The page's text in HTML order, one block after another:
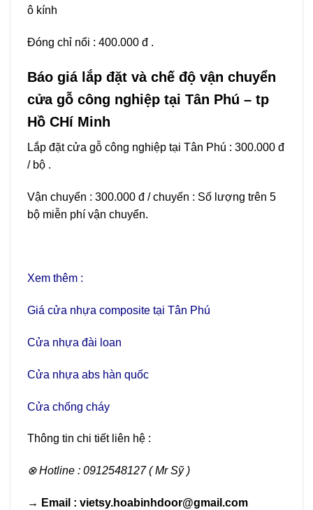
ô kính
Đóng chỉ nổi : 400.000 đ .
Báo giá lắp đặt và chế độ vận chuyển
cửa gỗ công nghiệp tại Tân Phú – tp
Hồ CHí Minh
Lắp đặt cửa gỗ công nghiệp tại Tân Phú : 300.000 đ
/ bộ .
Vận chuyển : 300.000 đ / chuyến : Số lượng trên 5
bộ miễn phí vận chuyển.
Xem thêm :
Giá cửa nhựa composite tại Tân Phú
Cửa nhựa đài loan
Cửa nhựa abs hàn quốc
Cửa chống cháy
Thông tin chi tiết liên hệ :
⊗ Hotline : 0912548127 ( Mr Sỹ )
→ Email : vietsy.hoabinhdoor@gmail.com